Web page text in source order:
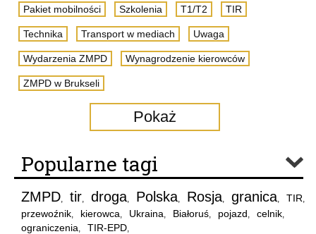
Pakiet mobilności Szkolenia T1/T2 TIR
Technika Transport w mediach Uwaga
Wydarzenia ZMPD Wynagrodzenie kierowców
ZMPD w Brukseli
Pokaż
Popularne tagi
ZMPD, tir, droga, Polska, Rosja, granica, TIR,
przewoźnik, kierowca, Ukraina, Białoruś, pojazd, celnik,
ograniczenia, TIR-EPD,